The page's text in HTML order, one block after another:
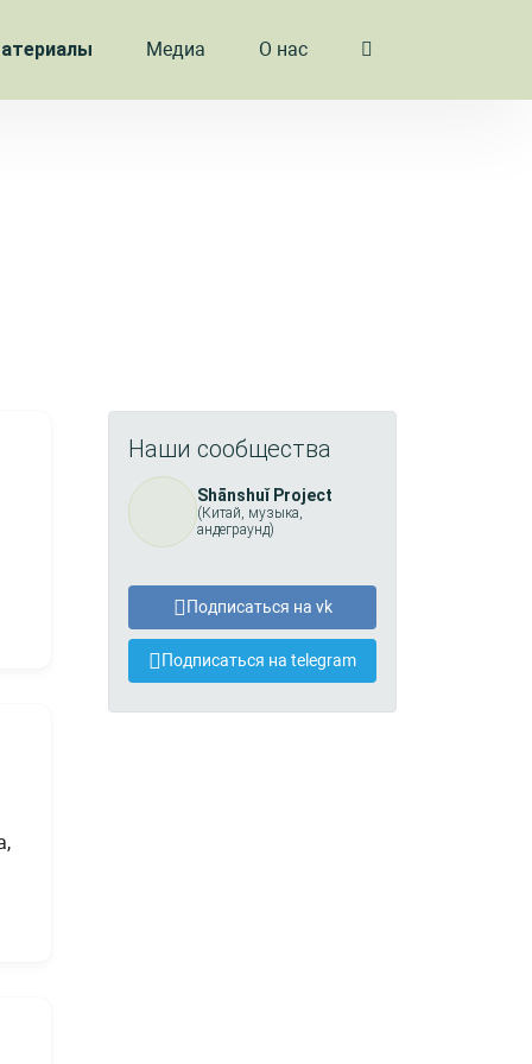
Медиа О нас
Наши сообщества
Shānshuǐ Project
(Китай, музыка,
андеграунд)
Подписаться на vk
Подписаться на telegram